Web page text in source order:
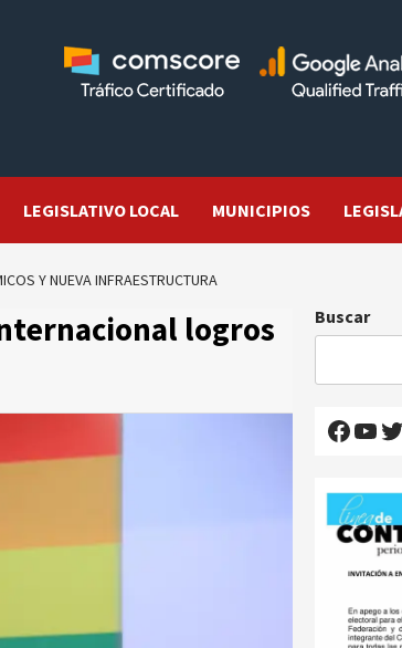
LEGISLATIVO LOCAL MUNICIPIOS
Y NUEVA INFRAESTRUCTURA
logros
Buscar